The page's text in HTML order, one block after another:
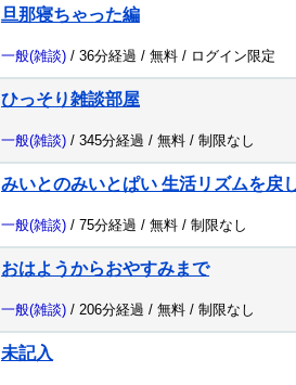
旦那寝ちゃった編
一般(雑談) / 36分経過 / 無料 / ログイン限定
ひっそり雑談部屋
一般(雑談) / 345分経過 / 無料 / 制限なし
みいとのみいとぱい 生活リズムを戻
一般(雑談) / 75分経過 / 無料 / 制限なし
おはようからおやすみまで
一般(雑談) / 206分経過 / 無料 / 制限なし
未記入